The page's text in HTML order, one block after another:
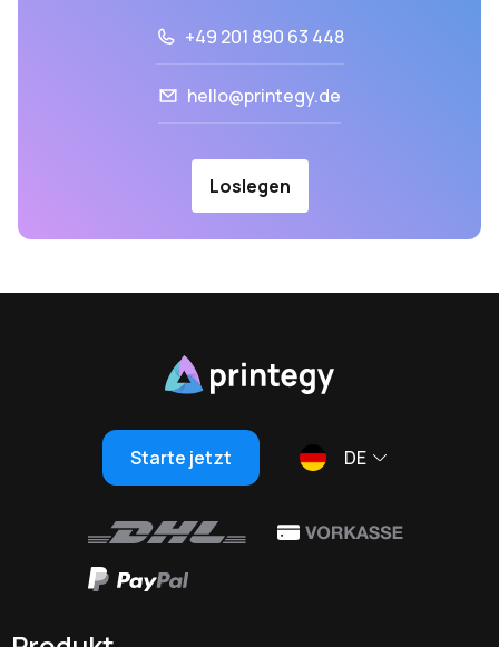
+49 201 890 63 448
hello@printegy.de
Loslegen
Starte jetzt DE